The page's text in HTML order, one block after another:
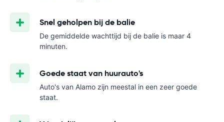
Snel geholpen bij de balie
De gemiddelde wachttijd bij de balie is maar 4
minuten.
Goede staat van huurauto's
Auto's van Alamo zijn meestal in een zeer goede
staat.